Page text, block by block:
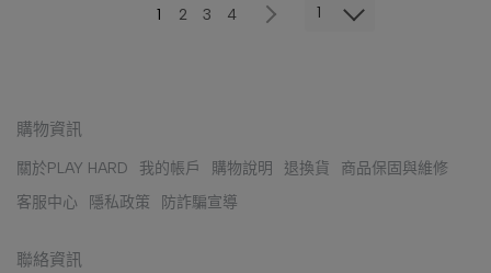
1 2 3 4 1
購物資訊
關於PLAY HARD 我的帳戶 購物說明 退換貨
商品保固與維修
客服中心
隱私政策 防詐騙宣導
聯絡資訊